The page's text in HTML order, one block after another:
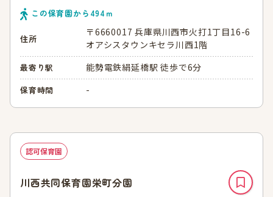
この保育園から 494 ｍ
住所
〒6660017 兵庫県川西市火打1丁目16-6
オアシスタウンキセラ川西1階
最寄り駅 能勢電鉄絹延橋駅 徒歩で6分
保育時間 -
認可保育園
川西共同保育園栄町分園